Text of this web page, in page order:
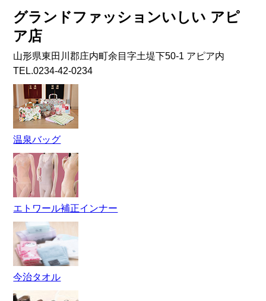
グランドファッションいしい アピ
ア店
山形県東田川郡庄内町余目字土堤下50-1 アピア内
TEL.0234-42-0234
温泉バッグ
エトワール補正インナー
今治タオル